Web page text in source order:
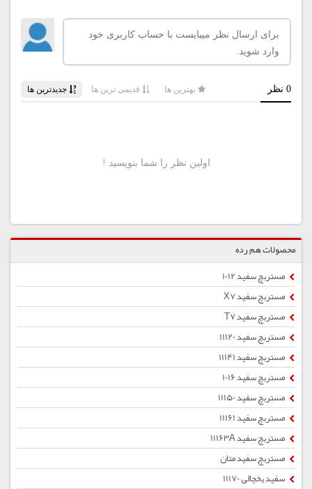
محصولات هم رده
مستربچ سفید 1012
مستربچ سفید X7
مستربچ سفید T7
مستربچ سفید 11120
مستربچ سفید 11141
مستربچ سفید 1016
مستربچ سفید 11150
مستربچ سفید 11161
مستربچ سفید 11163A
مستربچ سفید متان
سفید یخچالی 11170